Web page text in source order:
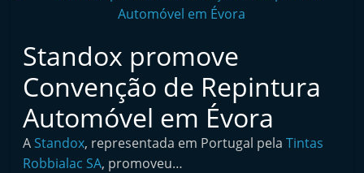
o
n
a
i
n
Standox promove
Convenção de Repintura
Automóvel em Évora
A Standox, representada em Portugal pelaTintas
Robbialac SA, promoveu…